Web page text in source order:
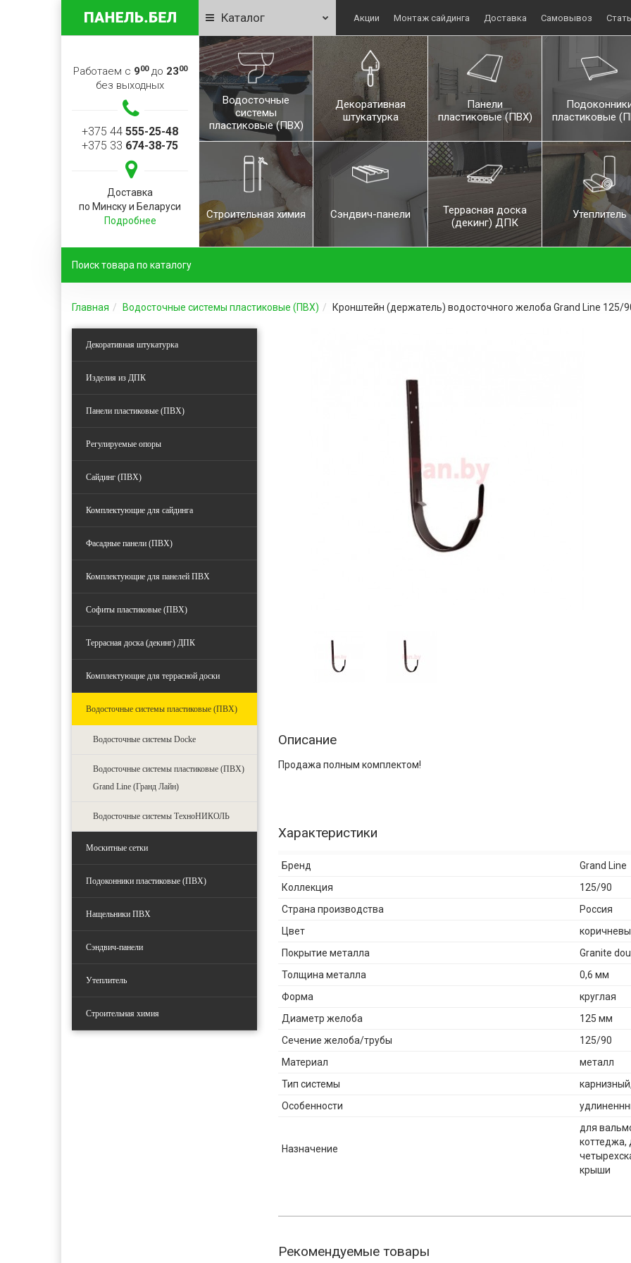
Каталог Акции Монтаж сайдинга Доставка Самовывоз
Работаем с 900до 2300
без выходных
+375 44 555-25-48
+375 33 674-38-75
Доставка
по Минску и Беларуси
Подробнее
Водосточные
системы
пластиковые (ПВХ)
Декоративная
штукатурка
Панели
пластиковые (ПВХ)
пластиковые
Строительная химия Сэндвич-панели
Террасная доска
(декинг) ДПК
Утеплитель
Главная Водосточные системы пластиковые (ПВХ) Кронштейн (держатель) водосточного желоба Grand Line 125/
Декоративная штукатурка
Изделия из ДПК
Панели пластиковые (ПВХ)
Регулируемые опоры
Сайдинг (ПВХ)
Комплектующие для сайдинга
Фасадные панели (ПВХ)
Комплектующие для панелей ПВХ
Софиты пластиковые (ПВХ)
Террасная доска (декинг) ДПК
Комплектующие для террасной доски
Водосточные системы пластиковые (ПВХ)
Водосточные системы Docke
Водосточные системы пластиковые (ПВХ)
Grand Line (Гранд Лайн)
Водосточные системы ТехноНИКОЛЬ
Москитные сетки
Подоконники пластиковые (ПВХ)
Нащельники ПВХ
Сэндвич-панели
Утеплитель
Строительная химия
Описание
Продажа полным комплектом!
Характеристики
Бренд
Grand Line
Коллекция
125/90
Страна производства
Россия
Цвет
Покрытие металла
Granite
Толщина металла
0,6 мм
Форма
круглая
Диаметр желоба
125 мм
Сечение желоба/трубы
125/90
Материал
металл
Тип системы
Особенности
Назначение
для
коттеджа,
крыши
Рекомендуемые товары